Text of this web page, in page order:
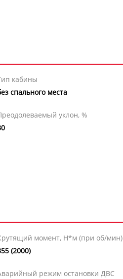
кабины
спального места
уклон, %
момент, Н*м (при об/мин)
(2000)
режим остановки ДВС